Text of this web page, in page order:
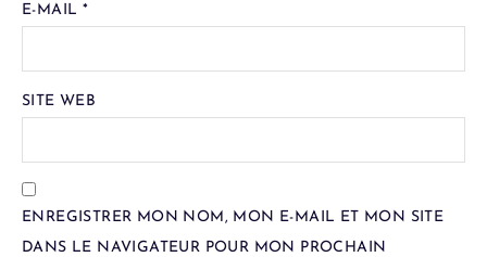
E-MAIL *
SITE WEB
ENREGISTRER MON NOM, MON E-MAIL ET MON SITE
DANS LE NAVIGATEUR POUR MON PROCHAIN